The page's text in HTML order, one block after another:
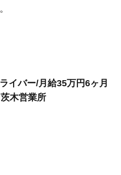
。
イバー/月給35万円6ヶ月
木営業所